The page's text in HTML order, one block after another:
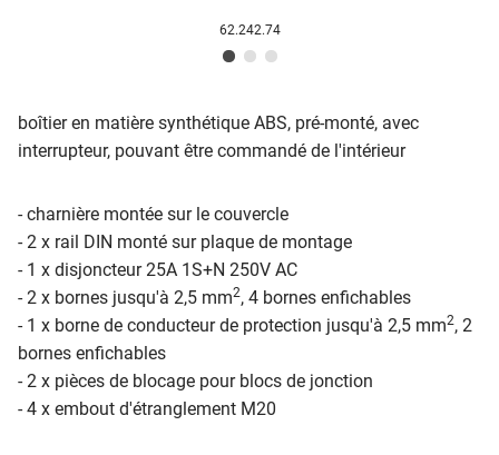
62.242.74
boîtier en matière synthétique ABS, pré-monté, avec
interrupteur, pouvant être commandé de l'intérieur
- charnière montée sur le couvercle
- 2 x rail DIN monté sur plaque de montage
- 1 x disjoncteur 25A 1S+N 250V AC
- 2 x bornes jusqu'à 2,5 mm2, 4 bornes enfichables
- 1 x borne de conducteur de protection jusqu'à 2,5 mm2, 2
bornes enfichables
- 2 x pièces de blocage pour blocs de jonction
- 4 x embout d'étranglement M20